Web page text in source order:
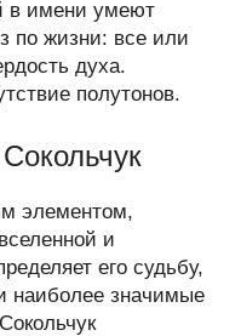
в имени умеют
по жизни: все или
духа.
полутонов.
элементом,
и
его судьбу,
наиболее значимые